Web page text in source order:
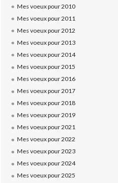
Mes voeux pour 2010
Mes voeux pour 2011
Mes voeux pour 2012
Mes voeux pour 2013
Mes voeux pour 2014
Mes voeux pour 2015
Mes voeux pour 2016
Mes voeux pour 2017
Mes voeux pour 2018
Mes voeux pour 2019
Mes voeux pour 2021
Mes voeux pour 2022
Mes voeux pour 2023
Mes voeux pour 2024
Mes voeux pour 2025